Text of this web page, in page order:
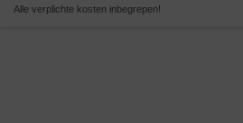
Alle verplichte kosten inbegrepen!